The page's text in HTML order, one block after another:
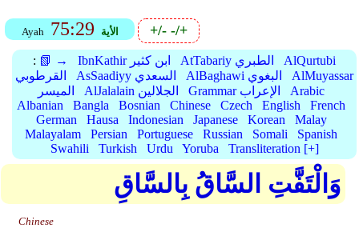
Ayah 75:29 الأية +/--/+
: 📗 → IbnKathir ابن كثير AtTabariy الطبري
AlQurtubi
القرطوبي
AsSaadiyy السعدي AlBaghawi البغوي
AlMuyassar
الميسر
AlJalalain الجلالين Grammar الإعراب
Arabic
Albanian
Bangla Bosnian Chinese Czech English
French
German
Hausa Indonesian Japanese Korean
Malay
Malayalam
Persian Portuguese Russian Somali
Spanish
Swahili
Turkish Urdu Yoruba Transliteration [+]
وَالْتَفَّتِ السَّاقُ بِالسَّاقِ
Chinese